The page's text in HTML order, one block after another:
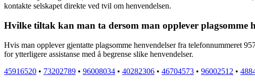
kontakte selskapet direkte ved tvil om henvendelsen.
Hvilke tiltak kan man ta dersom man opplever plagsomme
Hvis man opplever gjentatte plagsomme henvendelser fra telefonnummeret
for ytterligere assistanse med å begrense slike henvendelser.
45916520 • 73202789 • 96008034 • 40282306 • 46704573 • 96002512 •